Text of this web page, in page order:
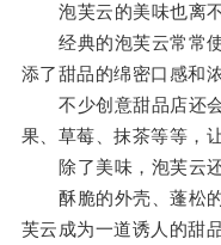
泡芙云的美味也离不
经典的泡芙云常常使
添了甜品的绵密口感和
不少创意甜品店还会
果、草莓、抹茶等等，
除了美味，泡芙云还
酥脆的外壳、蓬松的
芙云成为一道诱人的甜